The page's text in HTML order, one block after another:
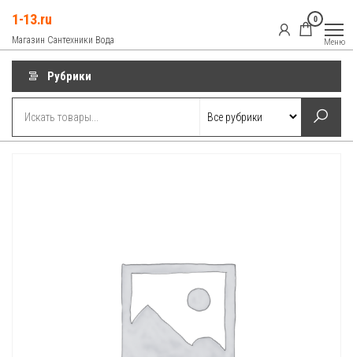
содержимому
1-13.ru
Магазин Сантехники Вода
0
Меню
Рубрики